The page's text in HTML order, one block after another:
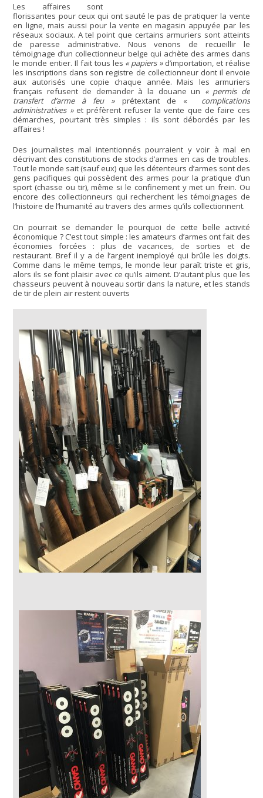
Les affaires sont
florissantes pour ceux qui ont sauté le pas de pratiquer la vente
en ligne, mais aussi pour la vente en magasin appuyée par les
réseaux sociaux. A tel point que certains armuriers sont atteints
de paresse administrative. Nous venons de recueillir le
témoignage d’un collectionneur belge qui achète des armes dans
le monde entier. Il fait tous les « papiers »d’importation, et réalise
les inscriptions dans son registre de collectionneur dont il envoie
aux autorisés une copie chaque année. Mais les armuriers
français refusent de demander à la douane un « permis de
transfert d’arme à feu »prétextant de «
complications
administratives »et préfèrent refuser la vente que de faire ces
démarches, pourtant très simples : ils sont débordés par les
affaires !
Des journalistes mal intentionnés pourraient y voir à mal en
décrivant des constitutions de stocks d’armes en cas de troubles.
Tout le monde sait (sauf eux) que les détenteurs d’armes sont des
gens pacifiques qui possèdent des armes pour la pratique d’un
sport (chasse ou tir), même si le confinement y met un frein. Ou
encore des collectionneurs qui recherchent les témoignages de
l’histoire de l’humanité au travers des armes qu’ils collectionnent.
On pourrait se demander le pourquoi de cette belle activité
économique ? C’est tout simple : les amateurs d’armes ont fait des
économies forcées : plus de vacances, de sorties et de
restaurant. Bref il y a de l’argent inemployé qui brûle les doigts.
Comme dans le même temps, le monde leur paraît triste et gris,
alors ils se font plaisir avec ce qu’ils aiment. D’autant plus que les
chasseurs peuvent à nouveau sortir dans la nature, et les stands
de tir de plein air restent ouverts